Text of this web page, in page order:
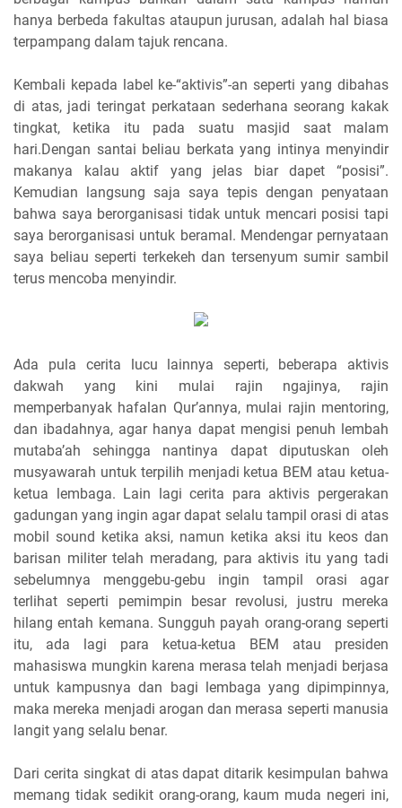
hanya berbeda fakultas ataupun jurusan, adalah hal biasa
terpampang dalam tajuk rencana.
Kembali kepada label ke-“aktivis”-an seperti yang dibahas
di atas, jadi teringat perkataan sederhana seorang kakak
tingkat, ketika itu pada suatu masjid saat malam
hari.Dengan santai beliau berkata yang intinya menyindir
makanya kalau aktif yang jelas biar dapet “posisi”.
Kemudian langsung saja saya tepis dengan penyataan
bahwa saya berorganisasi tidak untuk mencari posisi tapi
saya berorganisasi untuk beramal. Mendengar pernyataan
saya beliau seperti terkekeh dan tersenyum sumir sambil
terus mencoba menyindir.
Ada pula cerita lucu lainnya seperti, beberapa aktivis
dakwah yang kini mulai rajin ngajinya, rajin
memperbanyak hafalan Qur’annya, mulai rajin mentoring,
dan ibadahnya, agar hanya dapat mengisi penuh lembah
mutaba’ah sehingga nantinya dapat diputuskan oleh
musyawarah untuk terpilih menjadi ketua BEM atau ketua-
ketua lembaga. Lain lagi cerita para aktivis pergerakan
gadungan yang ingin agar dapat selalu tampil orasi di atas
mobil sound ketika aksi, namun ketika aksi itu keos dan
barisan militer telah meradang, para aktivis itu yang tadi
sebelumnya menggebu-gebu ingin tampil orasi agar
terlihat seperti pemimpin besar revolusi, justru mereka
hilang entah kemana. Sungguh payah orang-orang seperti
itu, ada lagi para ketua-ketua BEM atau presiden
mahasiswa mungkin karena merasa telah menjadi berjasa
untuk kampusnya dan bagi lembaga yang dipimpinnya,
maka mereka menjadi arogan dan merasa seperti manusia
langit yang selalu benar.
Dari cerita singkat di atas dapat ditarik kesimpulan bahwa
memang tidak sedikit orang-orang, kaum muda negeri ini,